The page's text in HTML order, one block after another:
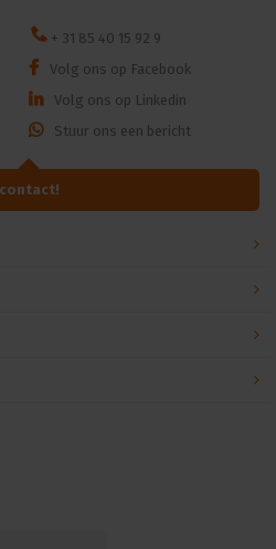
+ 31 85 40 15 92 9
Volg ons op Facebook
Volg ons op Linkedin
Stuur ons een bericht